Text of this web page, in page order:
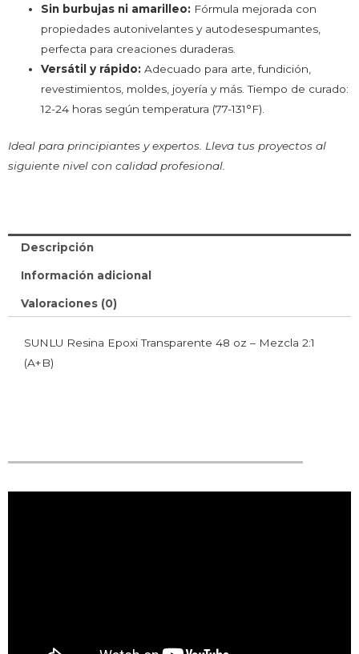
Sin burbujas ni amarilleo: Fórmula mejorada con
propiedades autonivelantes y autodesespumantes,
perfecta para creaciones duraderas.
Versátil y rápido: Adecuado para arte, fundición,
revestimientos, moldes, joyería y más. Tiempo de curado:
12-24 horas según temperatura (77-131°F).
Ideal para principiantes y expertos. Lleva tus proyectos al
siguiente nivel con calidad profesional.
Descripción
Información adicional
Valoraciones (0)
SUNLU Resina Epoxi Transparente 48 oz – Mezcla 2:1
(A+B)